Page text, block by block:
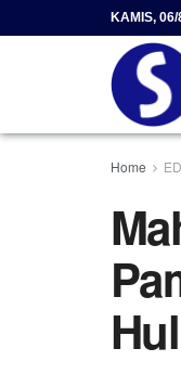
KAMIS,
Home